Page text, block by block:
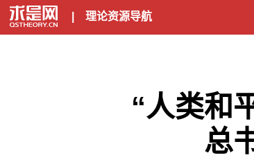
理论资源导航
“人类和
总